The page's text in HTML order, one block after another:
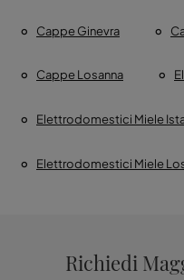
Cappe Ginevra
Cappe Losanna
Elettrodomestici Miele
Elettrodomestici Miele
Richiedi